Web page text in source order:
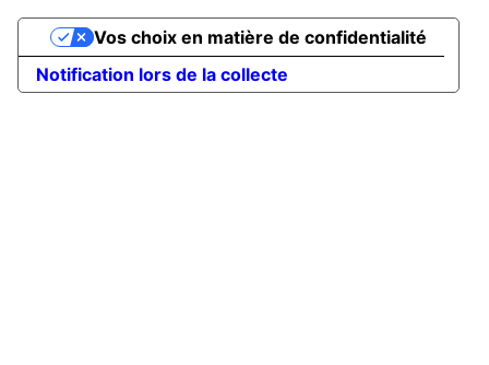
Notification lors de la collecte
Vos choix en matière de confidentialité